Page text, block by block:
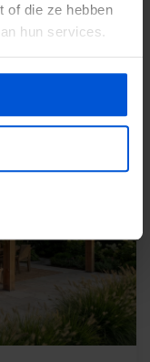
of die ze hebben
hun services.